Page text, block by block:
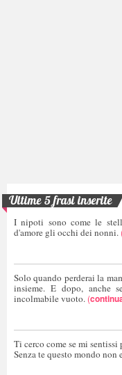
Ultime 5 frasi inserite
I nipoti sono come le
d'amore gli occhi dei nonni.
Solo quando perderai la
insieme. E dopo, anche
incolmabile vuoto. (
Ti cerco come se mi sentissi
Senza te questo mondo non